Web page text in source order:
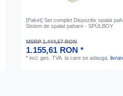
[Paket] Set complet Dispozitiv spalat
Sistem de spalat pahare - SPÜLBOY
MSRP 1.444,57 RON
1.155,61 RON *
*incl. ges. TVA. la care se adauga.